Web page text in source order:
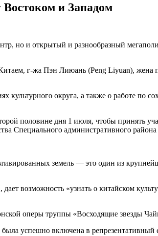
и Западом
но и открытый и разнообразный
г-жа Пэн Лиюань (Peng Liyuan),
культурного округа, а также о работе по
половине дня 1 июля, чтобы принять
Специального административного
земель — это один из
возможность «узнать о китайском
оперы труппы «Восходящие звезды
успешно включена в